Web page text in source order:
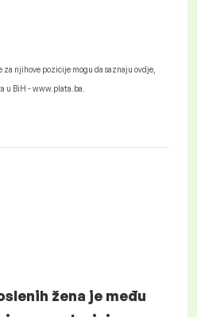
za njihove pozicije mogu da saznaju ovdje,
u BiH - www.plata.ba.
žena je među